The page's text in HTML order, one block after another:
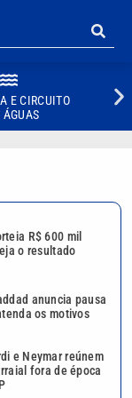
E CIRCUITO
ÁGUAS
R$ 600 mil
o resultado
anuncia pausa
os motivos
e Neymar reúnem
fora de época